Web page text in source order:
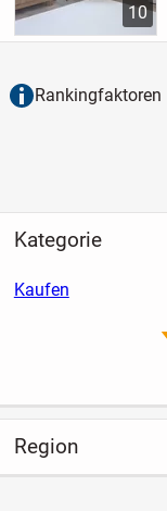
10
Rankingfaktoren
Kategorie
Kaufen
Region